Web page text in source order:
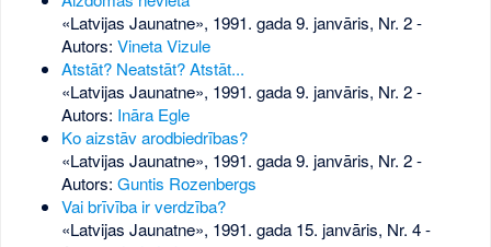
«Latvijas Jaunatne», 1991. gada 9. janvāris, Nr. 2-
Autors: Vineta Vizule
Atstāt? Neatstāt? Atstāt...
«Latvijas Jaunatne», 1991. gada 9. janvāris, Nr. 2-
Autors: Ināra Egle
Ko aizstāv arodbiedrības?
«Latvijas Jaunatne», 1991. gada 9. janvāris, Nr. 2-
Autors: Guntis Rozenbergs
Vai brīvība ir verdzība?
«Latvijas Jaunatne», 1991. gada 15. janvāris, Nr. 4-